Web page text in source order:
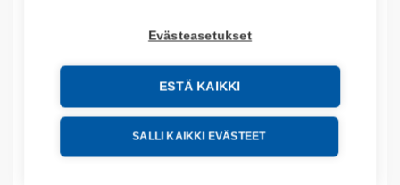
Evästeasetukset
ESTÄ KAIKKI
SALLI KAIKKI EVÄSTEET
Tekniset tiedot